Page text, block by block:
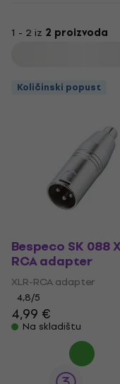
1 - 2 iz 2 proizvoda
Količinski popust
Bespeco SK 088
RCA adapter
XLR-RCA adapter
4,8/5
4,99 €
Na skladištu